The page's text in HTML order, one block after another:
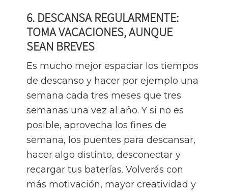
6. DESCANSA REGULARMENTE:
TOMA VACACIONES, AUNQUE
SEAN BREVES
Es mucho mejor espaciar los tiempos
de descanso y hacer por ejemplo una
semana cada tres meses que tres
semanas una vez al año. Y si no es
posible, aprovecha los fines de
semana, los puentes para descansar,
hacer algo distinto, desconectar y
recargar tus baterías. Volverás con
más motivación, mayor creatividad y